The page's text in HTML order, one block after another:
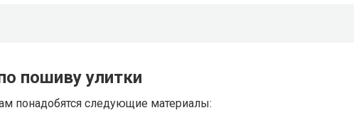
пошиву улитки
понадобятся следующие материалы: